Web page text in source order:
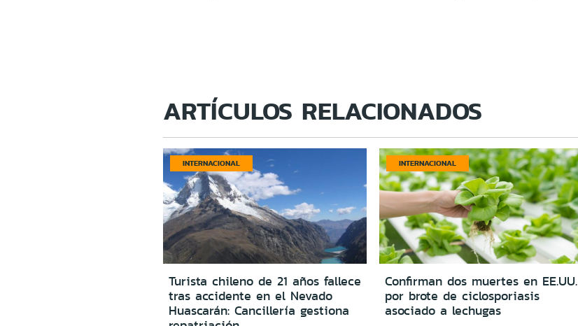
ARTÍCULOS RELACIONADOS
INTERNACIONAL
Turista chileno de 21 años fallece
tras accidente en el Nevado
Huascarán: Cancillería gestiona
INTERNACIONAL
Confirman dos muertes en EE.UU.
por brote de ciclosporiasis
asociado a lechugas